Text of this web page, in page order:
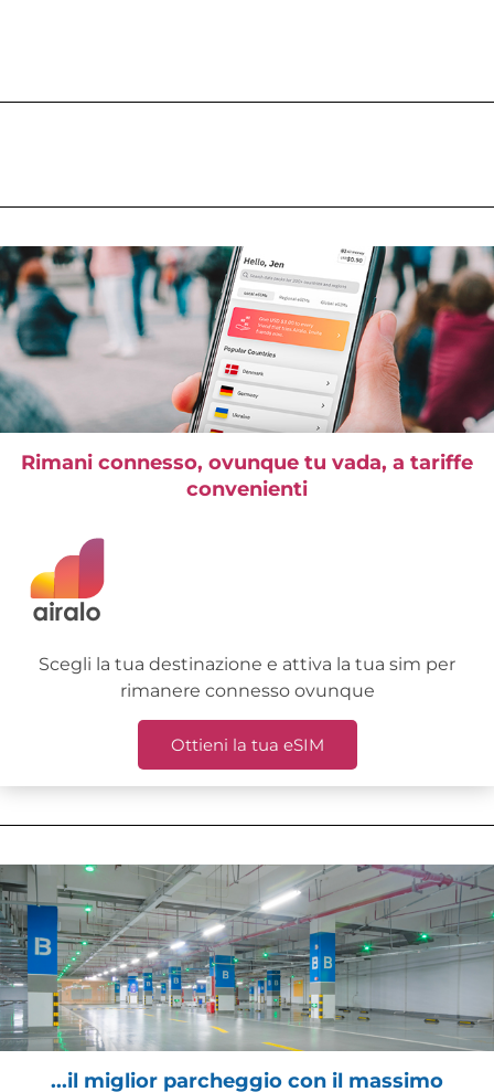
Rimani connesso, ovunque tu vada, a tariffe
convenienti
Scegli la tua destinazione e attiva la tua sim per
rimanere connesso ovunque
Ottieni la tua eSIM
...il miglior parcheggio con il massimo